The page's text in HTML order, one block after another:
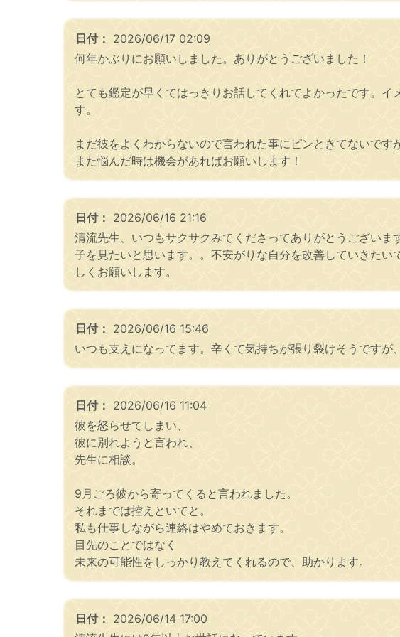
日付： 2026/06/17 02:09
何年かぶりにお願いしました。ありがとうございました！
とても鑑定が早くてはっきりお話してくれてよかったです。
す。
まだ彼をよくわからないので言われた事にピンときてないで
また悩んだ時は機会があればお願いします！
日付： 2026/06/16 21:16
清流先生、いつもサクサクみてくださってありがとうござい
子を見たいと思います。。不安がりな自分を改善していきた
しくお願いします。
日付： 2026/06/16 15:46
いつも支えになってます。辛くて気持ちが張り裂けそうです
日付： 2026/06/16 11:04
彼を怒らせてしまい、
彼に別れようと言われ、
先生に相談。
9月ごろ彼から寄ってくると言われました。
それまでは控えといてと。
私も仕事しながら連絡はやめておきます。
目先のことではなく
未来の可能性をしっかり教えてくれるので、助かります。
日付： 2026/06/14 17:00